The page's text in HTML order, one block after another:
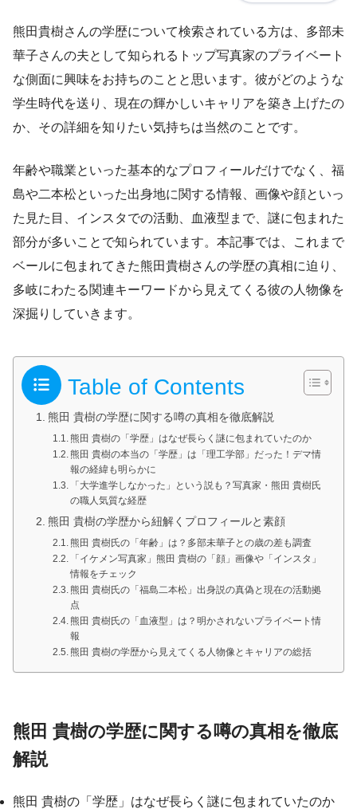
熊田貴樹さんの学歴について検索されている方は、多部未
華子さんの夫として知られるトップ写真家のプライベート
な側面に興味をお持ちのことと思います。彼がどのような
学生時代を送り、現在の輝かしいキャリアを築き上げたの
か、その詳細を知りたい気持ちは当然のことです。
年齢や職業といった基本的なプロフィールだけでなく、福
島や二本松といった出身地に関する情報、画像や顔といっ
た見た目、インスタでの活動、血液型まで、謎に包まれた
部分が多いことで知られています。本記事では、これまで
ベールに包まれてきた熊田貴樹さんの学歴の真相に迫り、
多岐にわたる関連キーワードから見えてくる彼の人物像を
深掘りしていきます。
Table of Contents
熊田 貴樹の学歴に関する噂の真相を徹底解説
熊田 貴樹の「学歴」はなぜ長らく謎に包まれていたのか
熊田 貴樹の本当の「学歴」は「理工学部」だった！デマ情
報の経緯も明らかに
「大学進学しなかった」という説も？写真家・熊田 貴樹氏
の職人気質な経歴
熊田 貴樹の学歴から紐解くプロフィールと素顔
熊田 貴樹氏の「年齢」は？多部未華子との歳の差も調査
「イケメン写真家」熊田 貴樹の「顔」画像や「インスタ」
情報をチェック
熊田 貴樹氏の「福島二本松」出身説の真偽と現在の活動拠
点
熊田 貴樹氏の「血液型」は？明かされないプライベート情
報
熊田 貴樹の学歴から見えてくる人物像とキャリアの総括
熊田 貴樹の学歴に関する噂の真相を徹底
解説
熊田 貴樹の「学歴」はなぜ長らく謎に包まれていたのか